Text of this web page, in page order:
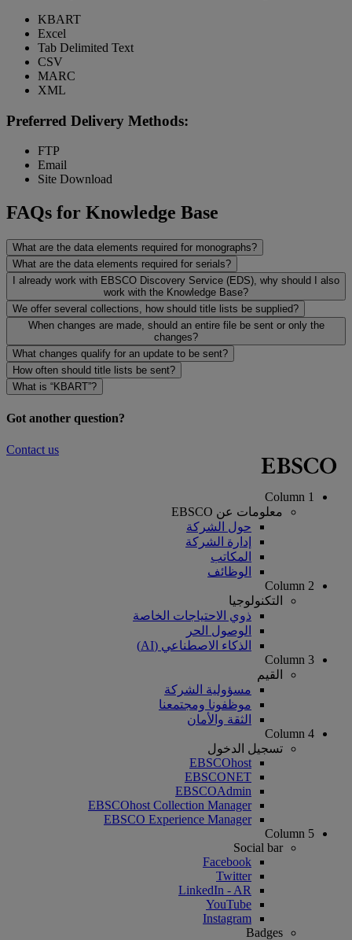
KBART
Excel
Tab Delimited Text
CSV
MARC
XML
Preferred Delivery Methods:
FTP
Email
Site Download
FAQs for Knowledge Base
What are the data elements required for monographs?
What are the data elements required for serials?
I already work with EBSCO Discovery Service (EDS), why should I also
work with the Knowledge Base?
We offer several collections, how should title lists be supplied?
When changes are made, should an entire file be sent or only the
changes?
What changes qualify for an update to be sent?
How often should title lists be sent?
What is “KBART”?
Got another question?
Contact us
Column 1
معلومات عن EBSCO
حول الشركة
إدارة الشركة
المكاتب
الوظائف
Column 2
التكنولوجيا
ذوي الاحتياجات الخاصة
الوصول الحر
الذكاء الاصطناعي (AI)
Column 3
القيم
مسؤولية الشركة
موظفونا ومجتمعنا
الثقة والأمان
Column 4
تسجيل الدخول
EBSCOhost
EBSCONET
EBSCOAdmin
EBSCOhost Collection Manager
EBSCO Experience Manager
Column 5
Social bar
Facebook
Twitter
LinkedIn - AR
YouTube
Instagram
Badges